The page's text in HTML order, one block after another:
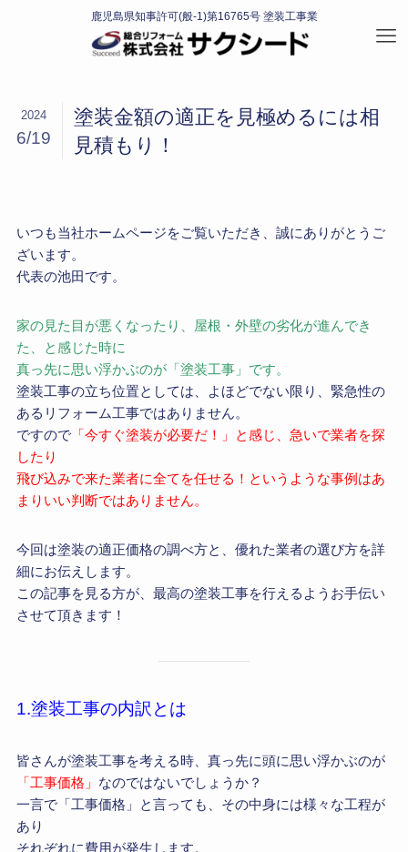
塗装金額の適正を見極めるには相
見積もり！
2024
6/19
いつも当社ホームページをご覧いただき、誠にありがとうご
ざいます。
代表の池田です。
家の見た目が悪くなったり、屋根・外壁の劣化が進んでき
た、と感じた時に
真っ先に思い浮かぶのが「塗装工事」です。
塗装工事の立ち位置としては、よほどでない限り、緊急性の
あるリフォーム工事ではありません。
ですので「今すぐ塗装が必要だ！」と感じ、急いで業者を探
したり
飛び込みで来た業者に全てを任せる！というような事例はあ
まりいい判断ではありません。
今回は塗装の適正価格の調べ方と、優れた業者の選び方を詳
細にお伝えします。
この記事を見る方が、最高の塗装工事を行えるようお手伝い
させて頂きます！
1.塗装工事の内訳とは
皆さんが塗装工事を考える時、真っ先に頭に思い浮かぶのが
「工事価格」 なのではないでしょうか？
一言で「工事価格」と言っても、その中身には様々な工程が
あり
それぞれに費用が発生します。